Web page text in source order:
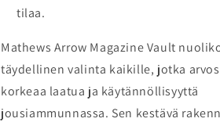
tilaa.
Mathews Arrow Magazine Vault
täydellinen valinta kaikille, jotka
korkeaa laatua ja käytännöllisyyttä
jousiammunnassa. Sen kestävä